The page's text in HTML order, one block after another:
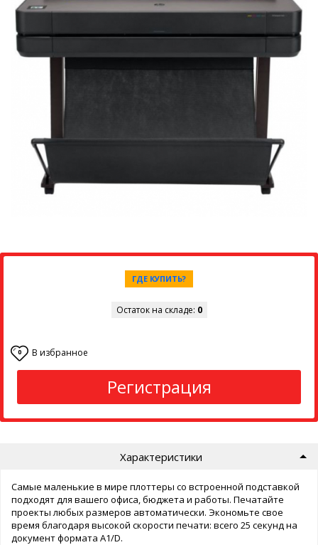
ГДЕ КУПИТЬ?
Остаток на складе: 0
0 В избранное
Регистрация
Характеристики
Самые маленькие в мире плоттеры со встроенной подставкой
подходят для вашего офиса, бюджета и работы. Печатайте
проекты любых размеров автоматически. Экономьте свое
время благодаря высокой скорости печати: всего 25 секунд на
документ формата A1/D.